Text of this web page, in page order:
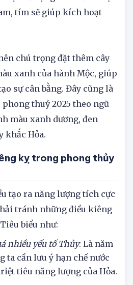
sử dụng màu sắc thuộc
tím sẽ giúp kích hoạt
chú trọng đặt thêm cây
xanh của hành Mộc, giúp
sự cân bằng. Đây cũng là
thuỷ 2025 theo ngũ
màu xanh dương, đen
khắc Hỏa.
kỵ trong phong thủy
tạo ra năng lượng tích cực
tránh những điều kiêng
biểu như:
nhiều yếu tố Thủy
: Là năm
ta cần lưu ý hạn chế nước